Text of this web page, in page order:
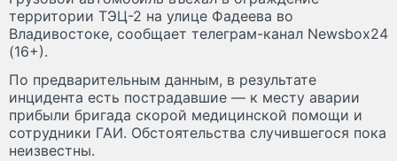
территории ТЭЦ-2 на улице Фадеева во
Владивостоке, сообщает телеграм-канал Newsbox24
(16+).
По предварительным данным, в результате
инцидента есть пострадавшие — к месту аварии
прибыли бригада скорой медицинской помощи и
сотрудники ГАИ. Обстоятельства случившегося пока
неизвестны.